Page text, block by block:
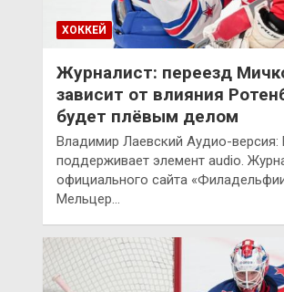
ХОККЕЙ
Журналист: переезд
зависит от влияния
будет плёвым делом
Владимир Лаевский Аудио-версия:
поддерживает элемент audio.
официального сайта
Мельцер…